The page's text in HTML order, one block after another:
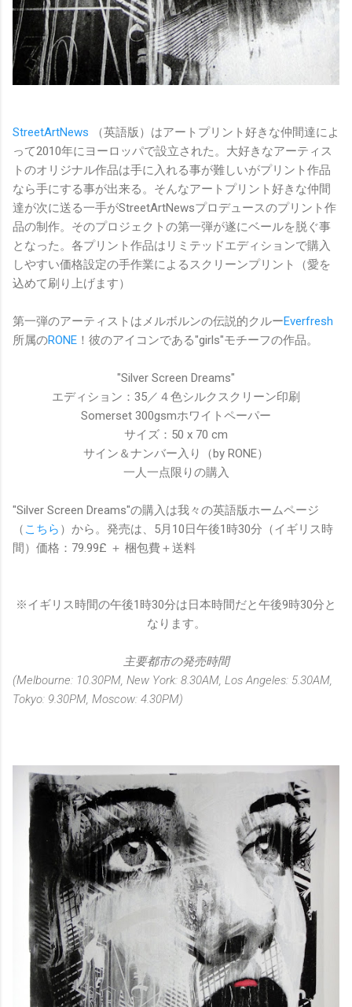
StreetArtNews
（英語版）はアートプリント好きな仲間達によ
って2010年にヨーロッパで設立された。大好きなアーティス
トのオリジナル作品は手に入れる事が難しいがプリント作品
なら手にする事が出来る。そんなアートプリント好きな仲間
達が次に送る一手がStreetArtNewsプロデュースのプリント作
品の制作。そのプロジェクトの第一弾が遂にベールを脱ぐ事
となった。各プリント作品はリミテッドエディションで購入
しやすい価格設定の手作業によるスクリーンプリント（愛を
込めて刷り上げます）
第一弾のアーティストはメルボルンの伝説的クルーEverfresh
所属のRONE ！彼のアイコンである"girls"モチーフの作品。
"Silver Screen Dreams"
エディション：35／４色シルクスクリーン印刷
Somerset 300gsmホワイトペーパー
サイズ：50 x 70 cm
サイン＆ナンバー入り（by RONE）
一人一点限りの購入
"Silver Screen Dreams"の購入は我々の英語版ホームページ
（ こちら ）から。発売は、5月10日午後1時30分（イギリス時
間）価格：79.99£ ＋ 梱包費＋送料
※イギリス時間の午後1時30分は日本時間だと午後9時30分と
なります。
主要都市の発売時間
(Melbourne: 10.30PM, New York: 8.30AM, Los Angeles: 5.30AM,
Tokyo: 9.30PM, Moscow: 4.30PM)